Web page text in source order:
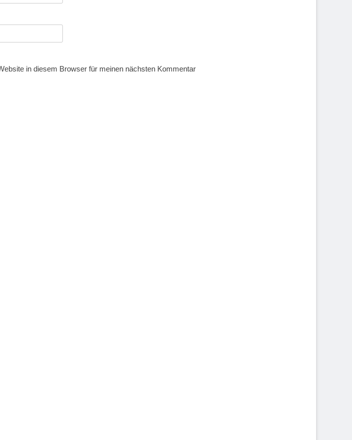
in diesem Browser für meinen nächsten Kommentar